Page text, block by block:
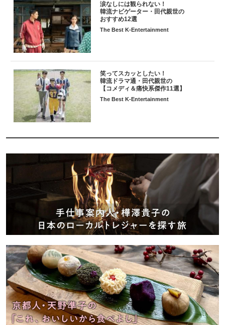
涙なしには観られない！
韓流ナビゲーター・田代親世の
おすすめ12選
The Best K-Entertainment
笑ってスカッとしたい！
韓流ドラマ通・田代親世の
【コメディ＆痛快系傑作11選】
The Best K-Entertainment